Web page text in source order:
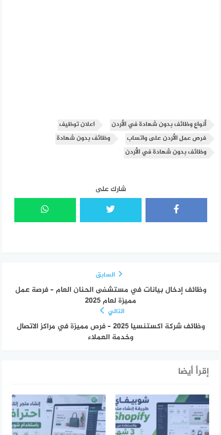
أنواع وظائف بدون شهادة في الأردن
اعلان توظيف
فرص عمل الأردن على واتساب
وظائف بدون شهادة
وظائف بدون شهادة في الأردن
شارك على
السابق
وظائف إدخال بيانات في مستشفى الحنان العام – فرصة عمل
مميزة لعام 2025
التالي
وظائف شركة اكستنسيا 2025 – فرص مميزة في مراكز الاتصال
وخدمة العملاء
إقرأ أيضا